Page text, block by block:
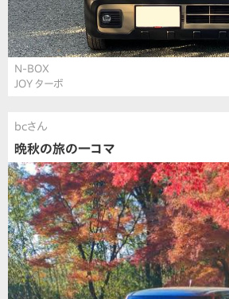
N-BOX
JOY ターボ
bcさん
晩秋の旅の一コマ